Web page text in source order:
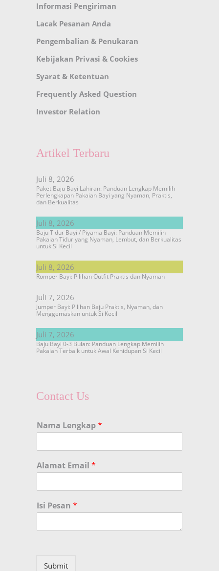
Informasi Pengiriman
Lacak Pesanan Anda
Pengembalian & Penukaran
Kebijakan Privasi & Cookies
Syarat & Ketentuan
Frequently Asked Question
Investor Relation
Artikel Terbaru
Juli 8, 2026
Paket Baju Bayi Lahiran: Panduan Lengkap Memilih
Perlengkapan Pakaian Bayi yang Nyaman, Praktis,
dan Berkualitas
Juli 8, 2026
Baju Tidur Bayi / Piyama Bayi: Panduan Memilih
Pakaian Tidur yang Nyaman, Lembut, dan Berkualitas
untuk Si Kecil
Juli 8, 2026
Romper Bayi: Pilihan Outfit Praktis dan Nyaman
Juli 7, 2026
Jumper Bayi: Pilihan Baju Praktis, Nyaman, dan
Menggemaskan untuk Si Kecil
Juli 7, 2026
Baju Bayi 0-3 Bulan: Panduan Lengkap Memilih
Pakaian Terbaik untuk Awal Kehidupan Si Kecil
Contact Us
Nama Lengkap*
Alamat Email *
Isi Pesan *
Submit